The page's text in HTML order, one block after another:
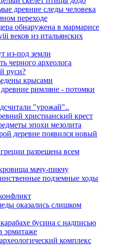
древние следы человека
переходе
обнаружена в мармарисе
веков из итальянских
из-под земли
черного археолога
руси?
крысами
римляне - потомки
"урожай"..
христианский крест
эпохи мезолита
деревне появился новый
разрешена всем
мачу-пикчу
подземные ходы
оказались слишком
бусина с надписью
эрмитаже
комплекс